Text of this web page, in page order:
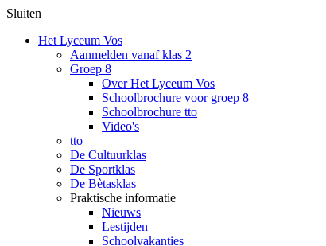
Sluiten
Het Lyceum Vos
Aanmelden vanaf klas 2
Groep 8
Over Het Lyceum Vos
Schoolbrochure voor groep 8
Schoolbrochure tto
Video's
tto
De Cultuurklas
De Sportklas
De Bètasklas
Praktische informatie
Nieuws
Lestijden
Schoolvakanties